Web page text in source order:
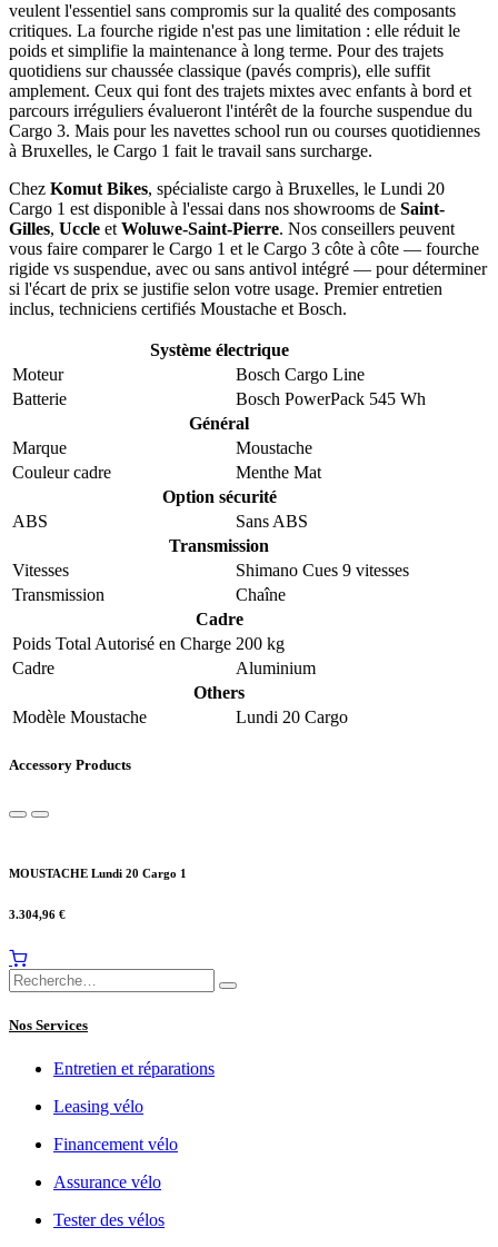
veulent l'essentiel sans compromis sur la qualité des composants
critiques. La fourche rigide n'est pas une limitation : elle réduit le
poids et simplifie la maintenance à long terme. Pour des trajets
quotidiens sur chaussée classique (pavés compris), elle suffit
amplement. Ceux qui font des trajets mixtes avec enfants à bord et
parcours irréguliers évalueront l'intérêt de la fourche suspendue du
Cargo 3. Mais pour les navettes school run ou courses quotidiennes
à Bruxelles, le Cargo 1 fait le travail sans surcharge.
Chez Komut Bikes, spécialiste cargo à Bruxelles, le Lundi 20
Cargo 1 est disponible à l'essai dans nos showrooms de Saint-
Gilles, Uccle etWoluwe-Saint-Pierre. Nos conseillers peuvent
vous faire comparer le Cargo 1 et le Cargo 3 côte à côte — fourche
rigide vs suspendue, avec ou sans antivol intégré — pour déterminer
si l'écart de prix se justifie selon votre usage. Premier entretien
inclus, techniciens certifiés Moustache et Bosch.
Système électrique
Moteur
Bosch Cargo Line
Batterie
Bosch PowerPack 545 Wh
Général
Marque
Moustache
Couleur cadre
Menthe Mat
Option sécurité
ABS
Sans ABS
Transmission
Vitesses
Shimano Cues 9 vitesses
Transmission
Chaîne
Cadre
Poids Total Autorisé en Charge 200 kg
Cadre
Aluminium
Others
Modèle Moustache
Lundi 20 Cargo
Accessory Products
MOUSTACHE Lundi 20 Cargo 1
3.304,96 €
Nos Services
Entretien et réparations
Leasing vélo
Financement vélo
Assurance vélo
Tester des vélos